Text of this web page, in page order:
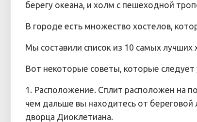
берегу океана, и холм с пешеходной
В городе есть множество хостелов,
Мы составили список из 10 самых лучших
Вот некоторые советы, которые
1. Расположение. Сплит расположен на
чем дальше вы находитесь от
дворца Диоклетиана.